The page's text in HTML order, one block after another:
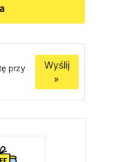
przy
Wyślij
»